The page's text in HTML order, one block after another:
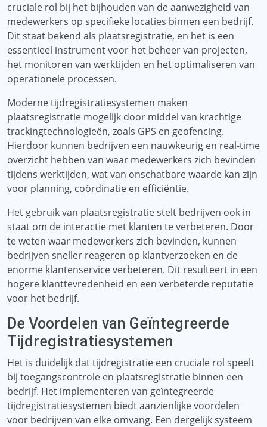
cruciale rol bij het bijhouden van de aanwezigheid van
medewerkers op specifieke locaties binnen een bedrijf.
Dit staat bekend als plaatsregistratie, en het is een
essentieel instrument voor het beheer van projecten,
het monitoren van werktijden en het optimaliseren van
operationele processen.
Moderne tijdregistratiesystemen maken
plaatsregistratie mogelijk door middel van krachtige
trackingtechnologieën, zoals GPS en geofencing.
Hierdoor kunnen bedrijven een nauwkeurig en real-time
overzicht hebben van waar medewerkers zich bevinden
tijdens werktijden, wat van onschatbare waarde kan zijn
voor planning, coördinatie en efficiëntie.
Het gebruik van plaatsregistratie stelt bedrijven ook in
staat om de interactie met klanten te verbeteren. Door
te weten waar medewerkers zich bevinden, kunnen
bedrijven sneller reageren op klantverzoeken en de
enorme klantenservice verbeteren. Dit resulteert in een
hogere klanttevredenheid en een verbeterde reputatie
voor het bedrijf.
De Voordelen van Geïntegreerde
Tijdregistratiesystemen
Het is duidelijk dat tijdregistratie een cruciale rol speelt
bij toegangscontrole en plaatsregistratie binnen een
bedrijf. Het implementeren van geïntegreerde
tijdregistratiesystemen biedt aanzienlijke voordelen
voor bedrijven van elke omvang. Een dergelijk systeem